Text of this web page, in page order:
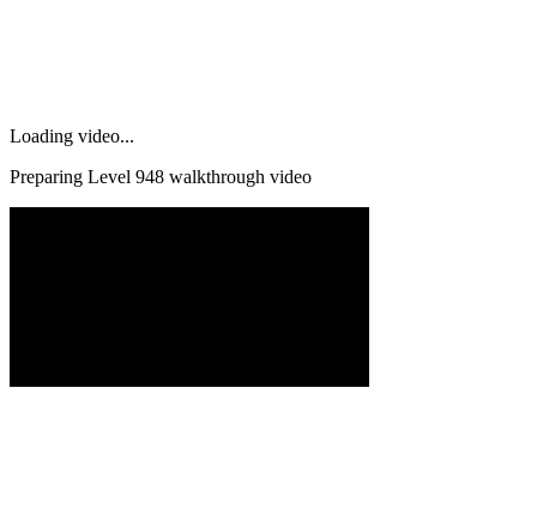
Loading video...
Preparing Level 948 walkthrough video